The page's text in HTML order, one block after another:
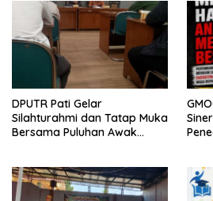
DPUTR Pati Gelar
Silahturahmi dan Tatap Muka
Bersama Puluhan Awak